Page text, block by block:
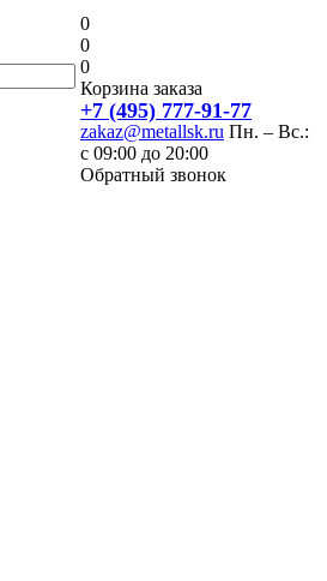
0
0
0
Корзина заказа
+7 (495) 777-91-77
zakaz@metallsk.ru Пн. – Вс.:
с 09:00 до 20:00
Обратный звонок